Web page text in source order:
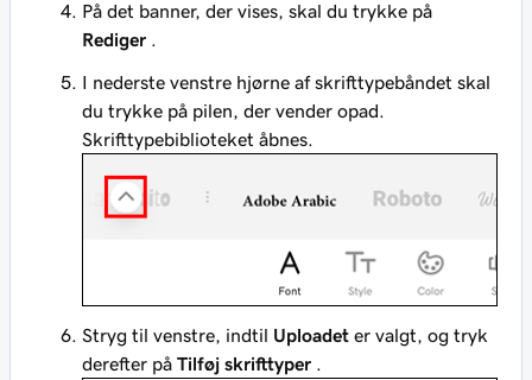
På det banner, der vises, skal du trykke på
Rediger
I nederste venstre hjørne af skrifttypebåndet skal
du trykke på pilen, der vender opad.
Skrifttypebiblioteket åbnes.
Stryg til venstre, indtil Uploadet er valgt, og tryk
derefter på Tilføj skrifttyper .